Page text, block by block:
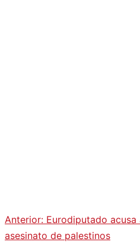
Navegación
Anterior: Eurodiputado
asesinato de palestinos